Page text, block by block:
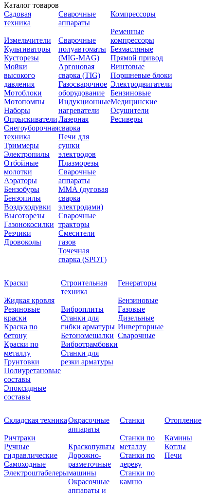
Каталог товаров
Садовая
техника
Измельчители
Культиваторы
Кусторезы
Мойки
высокого
давления
Мотоблоки
Мотопомпы
Наборы
Опрыскиватели
Снегоуборочная
техника
Триммеры
Электропилы
Отбойные
молотки
Аэраторы
Бензобуры
Бензопилы
Воздуходувки
Высоторезы
Газонокосилки
Резчики
Дровоколы
Сварочные
аппараты
Сварочные
полуавтоматы
(MIG-MAG)
Аргоновая
сварка (TIG)
Газосварочное
оборудование
Индукционные
нагреватели
Лазерная
сварка
Печи для
сушки
электродов
Плазморезы
Сварочные
аппараты
ММА (дуговая
сварка
электродами)
Сварочные
тракторы
Смесители
газов
Точечная
сварка (SPOT)
Компрессоры
Ременные
компрессоры
Безмасляные
Прямой привод
Винтовые
Поршневые блоки
Электродвигатели
Бензиновые
Медицинские
Осушители
Ресиверы
Краски
Жидкая кровля
Резиновые
краски
Краска по
бетону
Краски по
металлу
Грунтовки
Полиуретановые
составы
Эпоксидные
составы
Строительная
техника
Виброплиты
Станки для
гибки арматуры
Бетономешалки
Вибротрамбовки
Станки для
резки арматуры
Генераторы
Бензиновые
Газовые
Дизельные
Инверторные
Сварочные
Складская техника
Ричтраки
Ручные
гидравлические
Самоходные
Электроштабелеры
Окрасочные
аппараты
Краскопульты
Дорожно-
разметочные
машины
Окрасочные
аппараты и
Станки
Станки по
металлу
Станки по
дереву
Станки по
камню
Отопление
Камины
Котлы
Печи